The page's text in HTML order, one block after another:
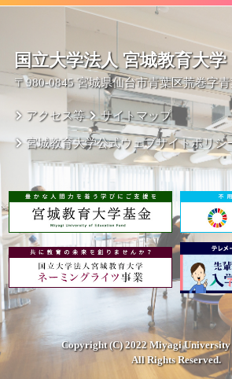
国立大学法人 宮城教育大学
〒980-0845 宮城県仙台市青葉区荒巻字
アクセス等 サイトマップ
宮城教育大学公式ウェブサイトポリシ
Copyright (C) 2022 Miyagi University
All Rights Reserved.